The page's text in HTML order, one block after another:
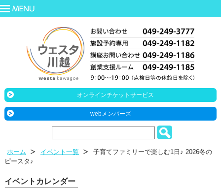
オンラインチケットサービス
webメンバーズ
ホーム イベント一覧
子育てファミリーで楽しむ1日♪ 2026冬の
ピースタ♪
イベントカレンダー